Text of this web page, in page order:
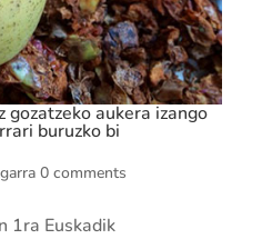
gozatzeko aukera izango
buruzko bi
0 comments
1ra Euskadik